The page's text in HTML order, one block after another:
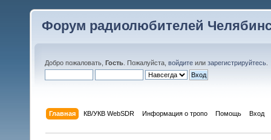
Форум радиолюбителей
Добро пожаловать, Гость . Пожалуйста, войдите или зарегистрируйтесь
Главная КВ/УКВ WebSDR Информация о тропо Помощь Вход